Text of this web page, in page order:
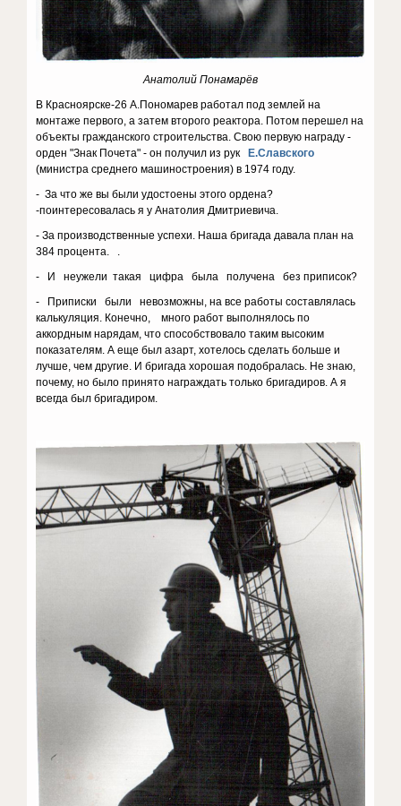
Анатолий Понамарёв
В Красноярске-26 А.Пономарев работал под землей на
монтаже первого, а затем второго реактора. Потом перешел на
объекты гражданского строительства. Свою первую награду -
орден "Знак Почета" - он получил из рук
Е.Славского
(министра среднего машиностроения) в 1974 году.
- За что же вы были удостоены этого ордена?
-поинтересовалась я у Анатолия Дмитриевича.
- За производственные успехи. Наша бригада давала план на
384 процента. .
- И неужели такая цифра была получена без приписок?
- Приписки были невозможны, на все работы составлялась
калькуляция. Конечно, много работ выполнялось по
аккордным нарядам, что способствовало таким высоким
показателям. А еще был азарт, хотелось сделать больше и
лучше, чем другие. И бригада хорошая подобралась. Не знаю,
почему, но было принято награждать только бригадиров. А я
всегда был бригадиром.